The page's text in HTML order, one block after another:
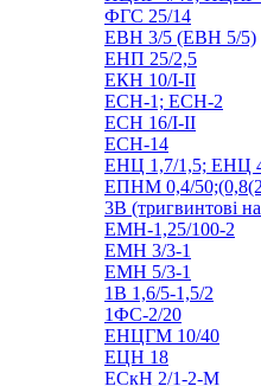
ФГС 25/14
ЕВН 3/5 (ЕВН 5/5)
ЕНП 25/2,5
ЕКН 10/I-II
ЕСН-1; ЕСН-2
ЕСН 16/I-II
ЕСН-14
ЕНЦ 1,7/1,5; ЕНЦ
ЕПНМ 0,4/
3В (тригвинтові
ЕМН-1,25/100-2
ЕМН 3/3-1
ЕМН 5/3-1
1В 1,6/5-1,5/2
1ФС-2/20
ЕНЦГМ 10/40
ЕЦН 18
ЕСкН 2/1-2-М